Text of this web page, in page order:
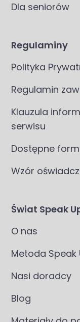
Dla seniorów
Regulaminy
Polityka
Regulamin
Klauzula
serwisu
Dostępne
Wzór
Świat Speak
O nas
Metoda Speak
Nasi doradcy
Blog